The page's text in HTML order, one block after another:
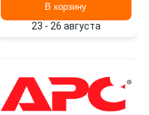
В корзину
23 - 26 августа